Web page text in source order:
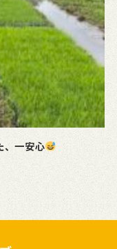
、一安心